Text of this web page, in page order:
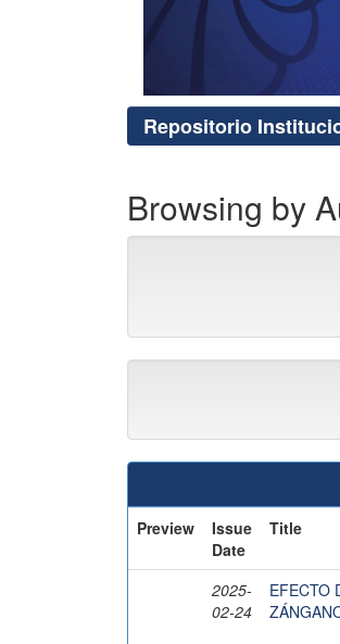
Repositorio
Browsing by
Preview
Issue
Date
Title
2025-
02-24
EFECTO